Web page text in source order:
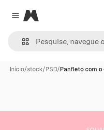
Close menu
Magnific
Início/stock/PSD/Panfleto com o